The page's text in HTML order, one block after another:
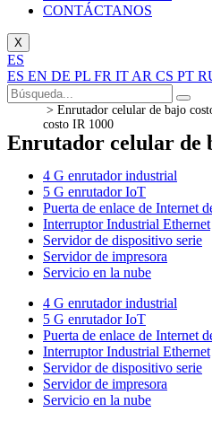
CONTÁCTANOS
X
ES
ES EN DE PL FR IT AR CS PT
> Enrutador celular de bajo
costo IR 1000
Enrutador celular de
4 G enrutador industrial
5 G enrutador IoT
Puerta de enlace de Internet
Interruptor Industrial Ethernet
Servidor de dispositivo serie
Servidor de impresora
Servicio en la nube
4 G enrutador industrial
5 G enrutador IoT
Puerta de enlace de Internet
Interruptor Industrial Ethernet
Servidor de dispositivo serie
Servidor de impresora
Servicio en la nube